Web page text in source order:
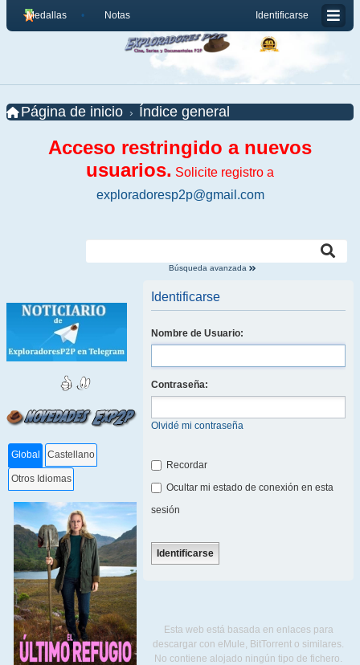
Identificarse
Medallas Notas
Página de inicio Índice general
Acceso restringido a nuevos
usuarios. Solicite registro a
exploradoresp2p@gmail.com
Búsqueda avanzada
Global Castellano
Otros Idiomas
Identificarse
Nombre de Usuario:
Contraseña:
Olvidé mi contraseña
Recordar
Ocultar mi estado de conexión en esta
sesión
Esta web está basada en enlaces para
descargar con eMule, BitTorrent o similares.
No contiene alojado ningún tipo de fichero.